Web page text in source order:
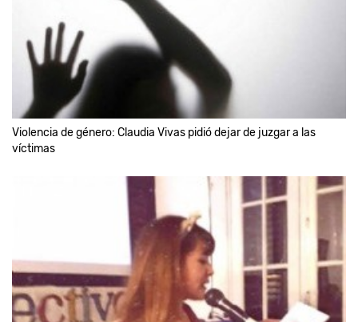
Violencia de género: Claudia Vivas pidió dejar de juzgar a las
víctimas